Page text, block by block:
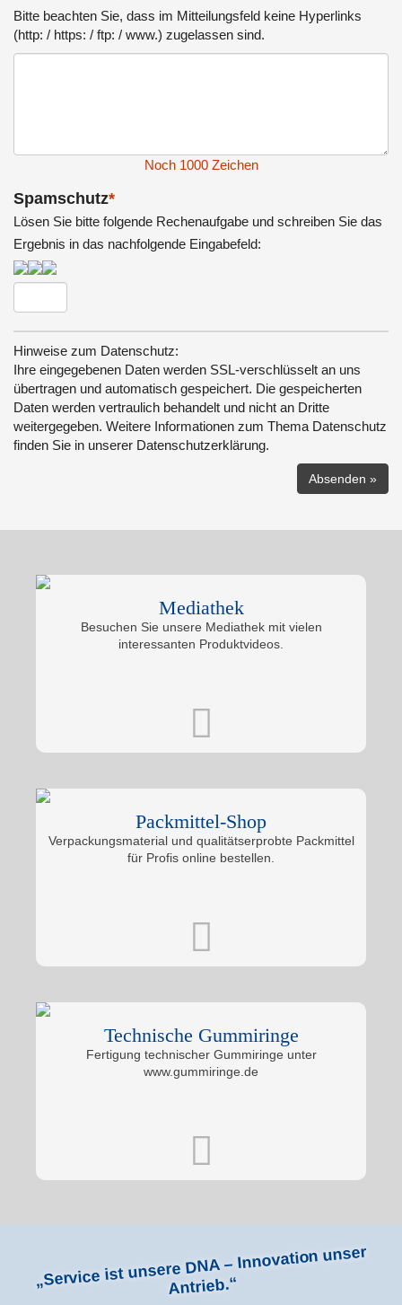
Bitte beachten Sie, dass im Mitteilungsfeld keine Hyperlinks
(http: / https: / ftp: / www.) zugelassen sind.
Noch 1000Zeichen
Spamschutz*
Lösen Sie bitte folgende Rechenaufgabe und schreiben Sie das
Ergebnis in das nachfolgende Eingabefeld:
Hinweise zum Datenschutz:
Ihre eingegebenen Daten werden SSL-verschlüsselt an uns
übertragen und automatisch gespeichert. Die gespeicherten
Daten werden vertraulich behandelt und nicht an Dritte
weitergegeben. Weitere Informationen zum Thema Datenschutz
finden Sie in unserer Datenschutzerklärung.
Mediathek
Besuchen Sie unsere Mediathek mit vielen
interessanten Produktvideos.
Packmittel-Shop
Verpackungsmaterial und qualitätserprobte Packmittel
für Profis online bestellen.
Technische Gummiringe
Fertigung technischer Gummiringe unter
www.gummiringe.de
„Service ist unsere DNA – Innovation unser
Antrieb.“